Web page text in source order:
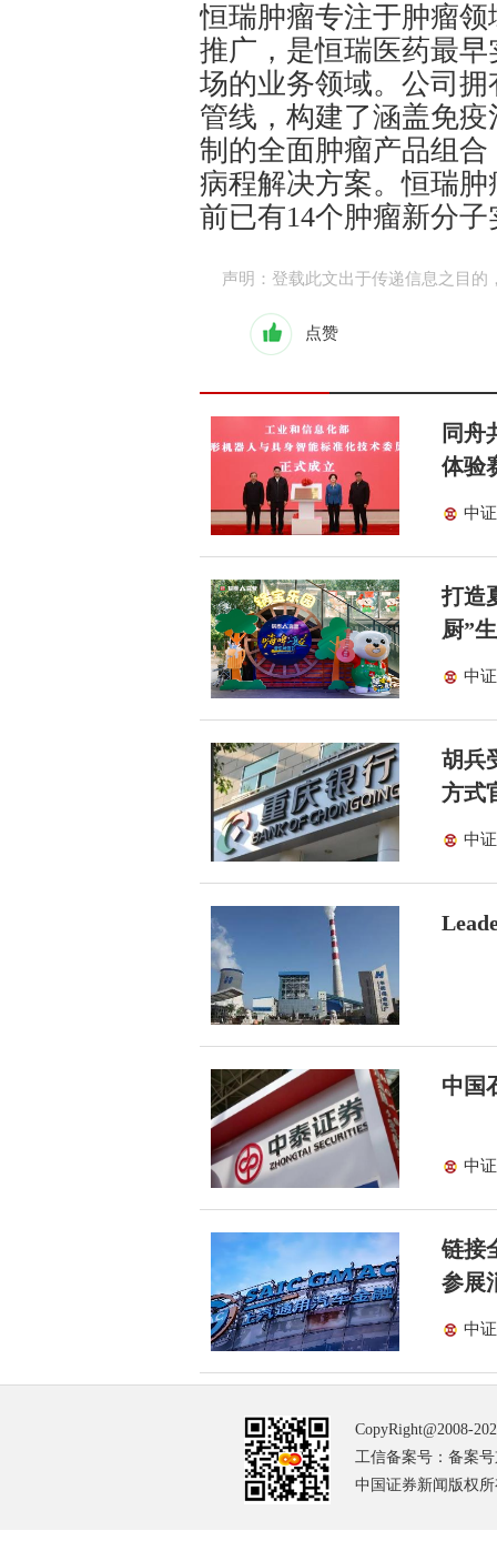
恒瑞肿瘤专注于肿瘤
推广，是恒瑞医药最
场的业务领域。公司
管线，构建了涵盖免
制的全面肿瘤产品组
病程解决方案。恒瑞
前已有14个肿瘤新分
声明：登载此文出于传递信息之目
点赞
同舟
体验
中证
打造
厨”
中证
胡兵
方式
中证
中国
中证
链接
参展
中证
CopyRight@2008-
工信备案号：备案号
中国证券新闻版权